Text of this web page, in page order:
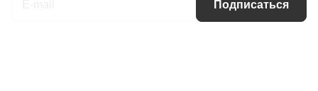
Подписаться